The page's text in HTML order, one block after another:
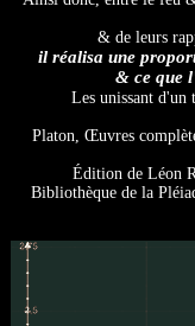
& de leurs
il réalisa une
& ce que
Les unissant
Platon, Œuvres
Édition de Léon
Bibliothèque de la